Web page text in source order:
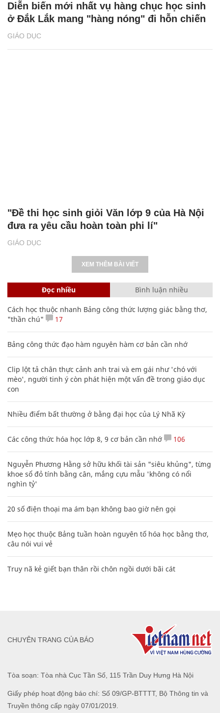
GIÁO DỤC
Diễn biến mới nhất vụ hàng chục học sinh
ở Đắk Lắk mang "hàng nóng" đi hỗn chiến
GIÁO DỤC
"Đề thi học sinh giỏi Văn lớp 9 của Hà Nội
đưa ra yêu cầu hoàn toàn phi lí"
XEM THÊM BÀI VIẾT
Đọc nhiều Bình luận nhiều
Cách học thuộc nhanh Bảng công thức lượng giác bằng thơ,
"thần chú"
17
Bảng công thức đạo hàm nguyên hàm cơ bản cần nhớ
Clip lột tả chân thực cảnh anh trai và em gái như 'chó với
mèo', người tinh ý còn phát hiện một vấn đề trong giáo dục
con
Nhiều điểm bất thường ở bằng đại học của Lý Nhã Kỳ
Các công thức hóa học lớp 8, 9 cơ bản cần nhớ 106
Nguyễn Phương Hằng sở hữu khối tài sản "siêu khủng", từng
khoe sổ đỏ tính bằng cân, mắng cựu mẫu 'không có nổi
nghìn tỷ'
20 số điện thoại ma ám bạn không bao giờ nên gọi
Mẹo học thuộc Bảng tuần hoàn nguyên tố hóa học bằng thơ,
câu nói vui vẻ
Truy nã kẻ giết bạn thân rồi chôn ngồi dưới bãi cát
Tòa soạn: Tòa nhà Cục Tần Số, 115 Trần Duy Hưng Hà Nội
Giấy phép hoạt động báo chí: Số 09/GP-BTTTT, Bộ Thông tin và
Truyền thông cấp ngày 07/01/2019.
CHUYÊN TRANG CỦA BÁO